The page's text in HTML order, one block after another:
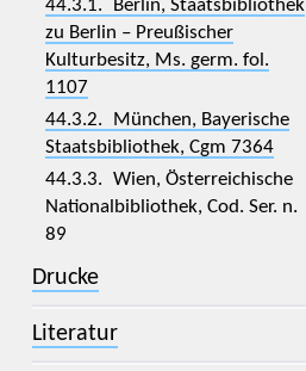
44.3.1. Berlin, Staatsbibliothek
zu Berlin – Preußischer
Kulturbesitz, Ms. germ. fol.
1107
44.3.2. München, Bayerische
Staatsbibliothek, Cgm 7364
44.3.3. Wien, Österreichische
Nationalbibliothek, Cod. Ser. n.
89
Drucke
Literatur